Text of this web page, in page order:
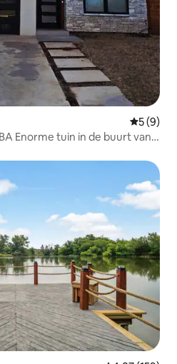
5 (9)
Enorme tuin in de buurt van